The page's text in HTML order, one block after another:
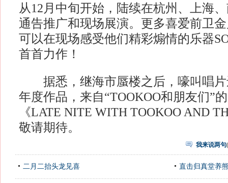
从12月中旬开始，陆续在杭州、上海
通告推广和现场展演。更多喜爱前卫
可以在现场感受他们精彩煽情的乐器
首首力作！
据悉，继海市蜃楼之后，嚎叫唱片
年度作品，来自“TOOKOO和朋友们”
《LATE NITE WITH TOOKOO AND
敬请期待。
我来说两句(
二月二抬头龙见喜 直击归真堂养